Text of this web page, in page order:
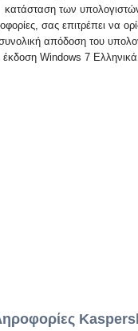
κατάσταση των
σας επιτρέπει να
απόδοση του
έκδοση Windows 7